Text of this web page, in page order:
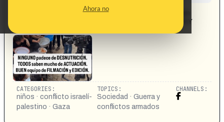
Ahora no
NINGUNO padece de DESNUTRICIÓN. TODOS saben
mucho de ACTUACIÓN. BUEN equipo de FILMACIÓN Y
CATEGORIES:
niños · conflicto israelí-
palestino · Gaza
TOPICS:
Sociedad · Guerra y
conflictos armados
CHANNELS: